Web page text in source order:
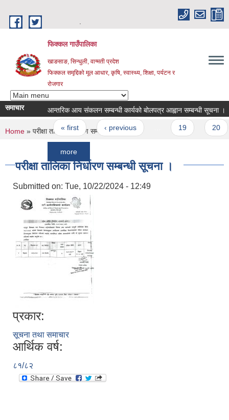
फिक्कल गाउँपालिका
खाङसाङ, सिन्धुली, वाग्मती प्रदेश
फिक्कल समृद्दिको मूल आधार, कृषि, स्वास्थ्य, शिक्षा, पर्यटन र
रोजगार
समाचार आन्तरिक आय संकलन सम्बन्धी कार्यको बोलपत्र आह्वान सम्बन्धी सूचना ।
Pages
« first ‹ previous …
You are here
Home » परीक्षा तालिका निर्धारण सम्बन्धी सूचना ।
परीक्षा तालिका निर्धारण सम्बन्धी सूचना ।
Submitted on: Tue, 10/22/2024 - 12:49
प्रकार:
सूचना तथा समाचार
आर्थिक वर्ष:
८१/८२